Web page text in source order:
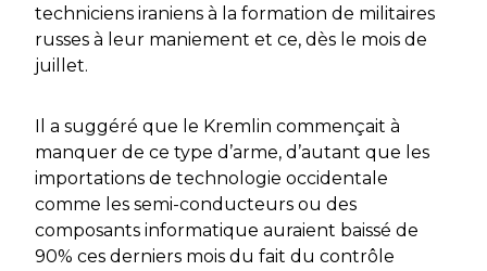
techniciens iraniens à la formation de militaires
russes à leur maniement et ce, dès le mois de
juillet.
Il a suggéré que le Kremlin commençait à
manquer de ce type d’arme, d’autant que les
importations de technologie occidentale
comme les semi-conducteurs ou des
composants informatique auraient baissé de
90% ces derniers mois du fait du contrôle